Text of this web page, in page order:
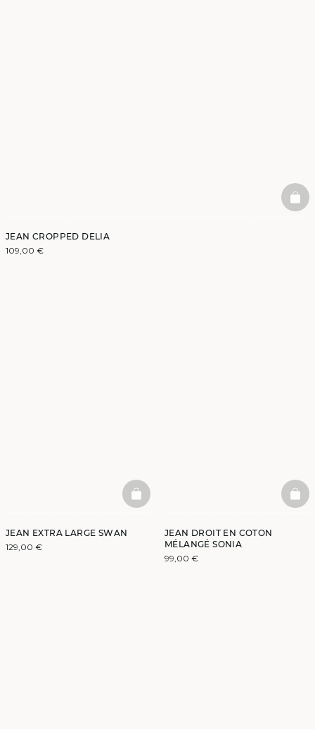
JEAN CROPPED DELIA
109,00 €
JEAN EXTRA LARGE SWAN
129,00 €
BASKETFULL
JEAN DROIT EN COTON
MÉLANGÉ SONIA
99,00 €